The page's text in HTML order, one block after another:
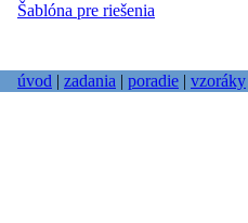
Šablóna pre riešenia
úvod | zadania | poradie | vzoráky